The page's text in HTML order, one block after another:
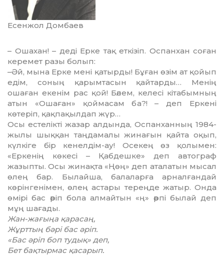
Есенжол Домбаев
– Ошахан! – деді Ерке тақ еткізіп. Оспанхан соған
керемет разы болып:
–Әй, мына Ерке мені қатырды! Бұған өзім ат қойып
едім, соның қарымтасын қайтарды… Менің
ошаған екенім рас қой! Бәлем, келесі кітабымның
атын «Ошаған» қоймасам ба?! – деп Еркені
көтеріп, қақпақылдап жүр…
Осы естелікті жазар алдында, Оспанханның 1984-
жылы шыққан таңдамалы жинағын қайта оқып,
күлкіге бір кенелдім-ау! Осекең өз қолымен:
«Еркенің көкесі – Қабдешке» деп автограф
жазыпты. Осы жинақта «Ңөң» деп аталатын мысал
өлең бар. Былайша, балаларға арналғандай
көрінгенімен, өлең астары тереңде жатыр. Онда
өмірі бас әріп бола алмайтын «ң» әрпі былай деп
мұң шағады.
Жан-жағыңа қарасаң,
Жұрттың бәрі бас әріп.
«Бас әріп боп тудық» деп,
Бет бақтырмас қасарып.